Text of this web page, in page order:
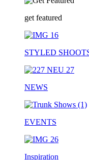
get featured
STYLED
NEWS
EVENTS
Inspiration